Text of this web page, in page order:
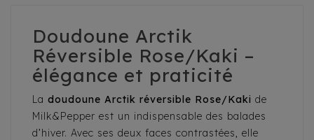
Doudoune Arctik
Réversible Rose/Kaki –
élégance et praticité
La doudoune Arctik réversible Rose/Kaki de
Milk&Pepper est un indispensable des balades
d’hiver. Avec ses deux faces contrastées, elle